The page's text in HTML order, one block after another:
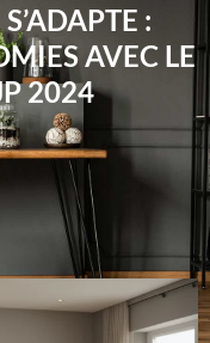
:
AVEC LE
2024